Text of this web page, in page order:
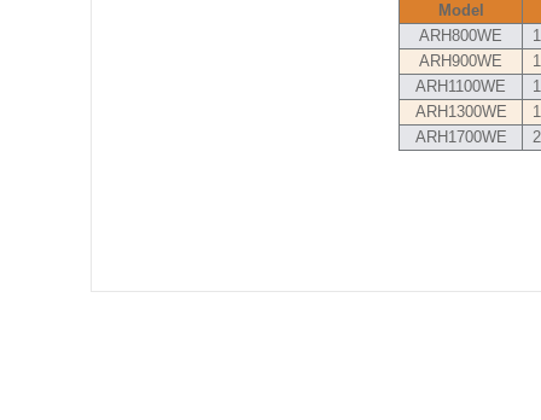
Model
ARH800WE
ARH900WE
ARH1100WE
ARH1300WE
ARH1700WE